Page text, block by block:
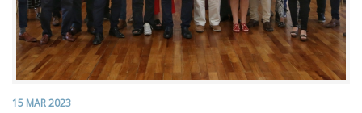
15 MAR 2023